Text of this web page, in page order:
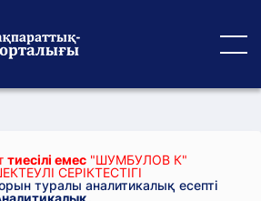
тиесілі емес "ШУМБУЛОВ К"
СЕРІКТЕСТІГІ
туралы аналитикалық есепті
.